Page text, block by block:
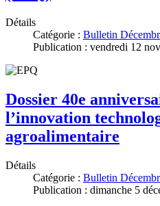
Détails
Catégorie : Bulletin
Publication : vendredi 12
Dossier 40e
l’innovation
agroalimentaire
Détails
Catégorie : Bulletin
Publication : dimanche 5